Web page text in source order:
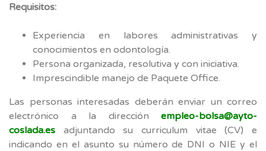
Requisitos:
Experiencia en labores administrativas y
conocimientos en odontología.
Persona organizada, resolutiva y con iniciativa.
Imprescindible manejo de Paquete Office.
Las personas interesadas deberán enviar un correo
electrónico a la dirección empleo-bolsa@ayto-
coslada.es adjuntando su curriculum vitae (CV) e
indicando en el asunto su número de DNI o NIE y el